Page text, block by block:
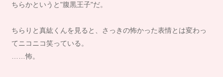
ちらかというと"腹黒王子"だ。
ちらりと真紘くんを見ると、さっきの怖かった表情とは変わっ
てニコニコ笑っている。
……怖。